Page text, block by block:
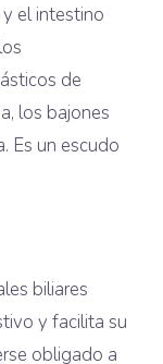
el intestino
de
los bajones
Es un escudo
biliares
y facilita su
obligado a